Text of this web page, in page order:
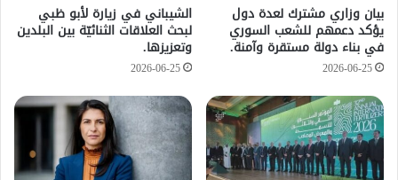
بيان وزاري مشترك لعدة دول
يؤكد دعمهم للشعب السوري
في بناء دولة مستقرة وآمنة.
2026-06-25
الشيباني في زيارة لأبو ظبي
لبحث العلاقات الثنائيّة بين البلدين
وتعزيزها.
2026-06-25